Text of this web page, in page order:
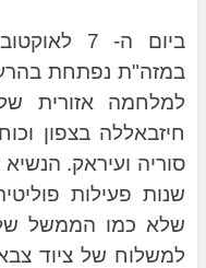
ביום ה- 7
במזה"ת נפתחת
למלחמה אזורית
חיזבאללה בצפון
שנות פעילות
שלא כמו הממשל של
למשלוח של ציוד